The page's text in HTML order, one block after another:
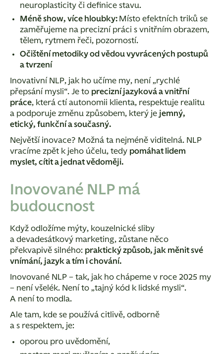
neuroplasticity či definice stavu.
Méně show, více hloubky: Místo efektních triků se
zaměřujeme na precizní práci s vnitřním obrazem,
tělem, rytmem řeči, pozorností.
Očištění metodiky od vědou vyvrácených postupů
a tvrzení
Inovativní NLP, jak ho učíme my, není „rychlé
přepsání mysli“. Je to precizní jazyková a vnitřní
práce, která ctí autonomii klienta, respektuje realitu
a podporuje změnu způsobem, který je jemný,
etický, funkční a současný.
Největší inovace? Možná ta nejméně viditelná. NLP
vracíme zpět k jeho účelu, tedy pomáhat lidem
myslet, cítit a jednat vědoměji.
Inovované NLP má
budoucnost
Když odložíme mýty, kouzelnické sliby
a devadesátkový marketing, zůstane něco
překvapivě silného: praktický způsob, jak měnit své
vnímání, jazyk a tím i chování.
Inovované NLP – tak, jak ho chápeme v roce 2025 my
– není všelék. Není to „tajný kód k lidské mysli“.
A není to modla.
Ale tam, kde se používá citlivě, odborně
a s respektem, je:
oporou pro uvědomění,